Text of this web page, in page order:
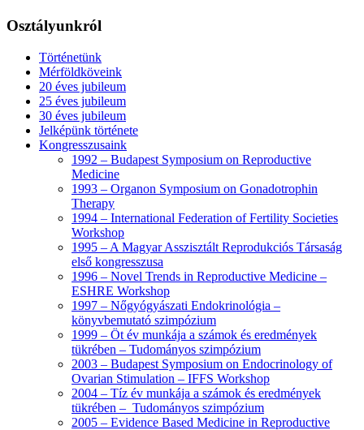
Osztályunkról
Történetünk
Mérföldköveink
20 éves jubileum
25 éves jubileum
30 éves jubileum
Jelképünk története
Kongresszusaink
1992 – Budapest Symposium on Reproductive
Medicine
1993 – Organon Symposium on Gonadotrophin
Therapy
1994 – International Federation of Fertility Societies
Workshop
1995 – A Magyar Asszisztált Reprodukciós Társaság
első kongresszusa
1996 – Novel Trends in Reproductive Medicine –
ESHRE Workshop
1997 – Nőgyógyászati Endokrinológia –
könyvbemutató szimpózium
1999 – Öt év munkája a számok és eredmények
tükrében – Tudományos szimpózium
2003 – Budapest Symposium on Endocrinology of
Ovarian Stimulation – IFFS Workshop
2004 – Tíz év munkája a számok és eredmények
tükrében – Tudományos szimpózium
2005 – Evidence Based Medicine in Reproductive